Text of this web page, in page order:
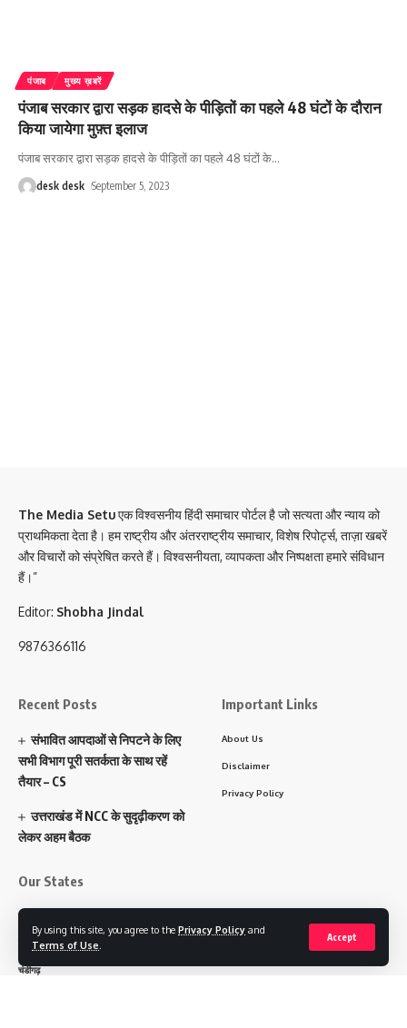
By using this site, you agree to the Privacy Policy and
Terms of Use
Accept
पंजाब मुख्य ख़बरें
पंजाब सरकार द्वारा सड़क हादसे के पीड़ितों का पहले 48 घंटों के दौरान
किया जायेगा मुफ़्त इलाज
पंजाब सरकार द्वारा सड़क हादसे के पीड़ितों का पहले 48 घंटों के…
desk desk September 5, 2023
The Media Setuएक विश्वसनीय हिंदी समाचार पोर्टल है जो सत्यता और न्याय को
प्राथमिकता देता है। हम राष्ट्रीय और अंतरराष्ट्रीय समाचार, विशेष रिपोर्ट्स, ताज़ा खबरें
और विचारों को संप्रेषित करते हैं। विश्वसनीयता, व्यापकता और निष्पक्षता हमारे संविधान
हैं।”
Editor: Shobha Jindal
9876366116
Recent Posts
संभावित आपदाओं से निपटने के लिए
सभी विभाग पूरी सतर्कता के साथ रहें
तैयार – CS
उत्तराखंड में NCC के सुदृढ़ीकरण को
लेकर अहम बैठक
Important Links
About Us
Disclaimer
Privacy Policy
Our States
पंजाब
हरियाणा
चंडीगढ़